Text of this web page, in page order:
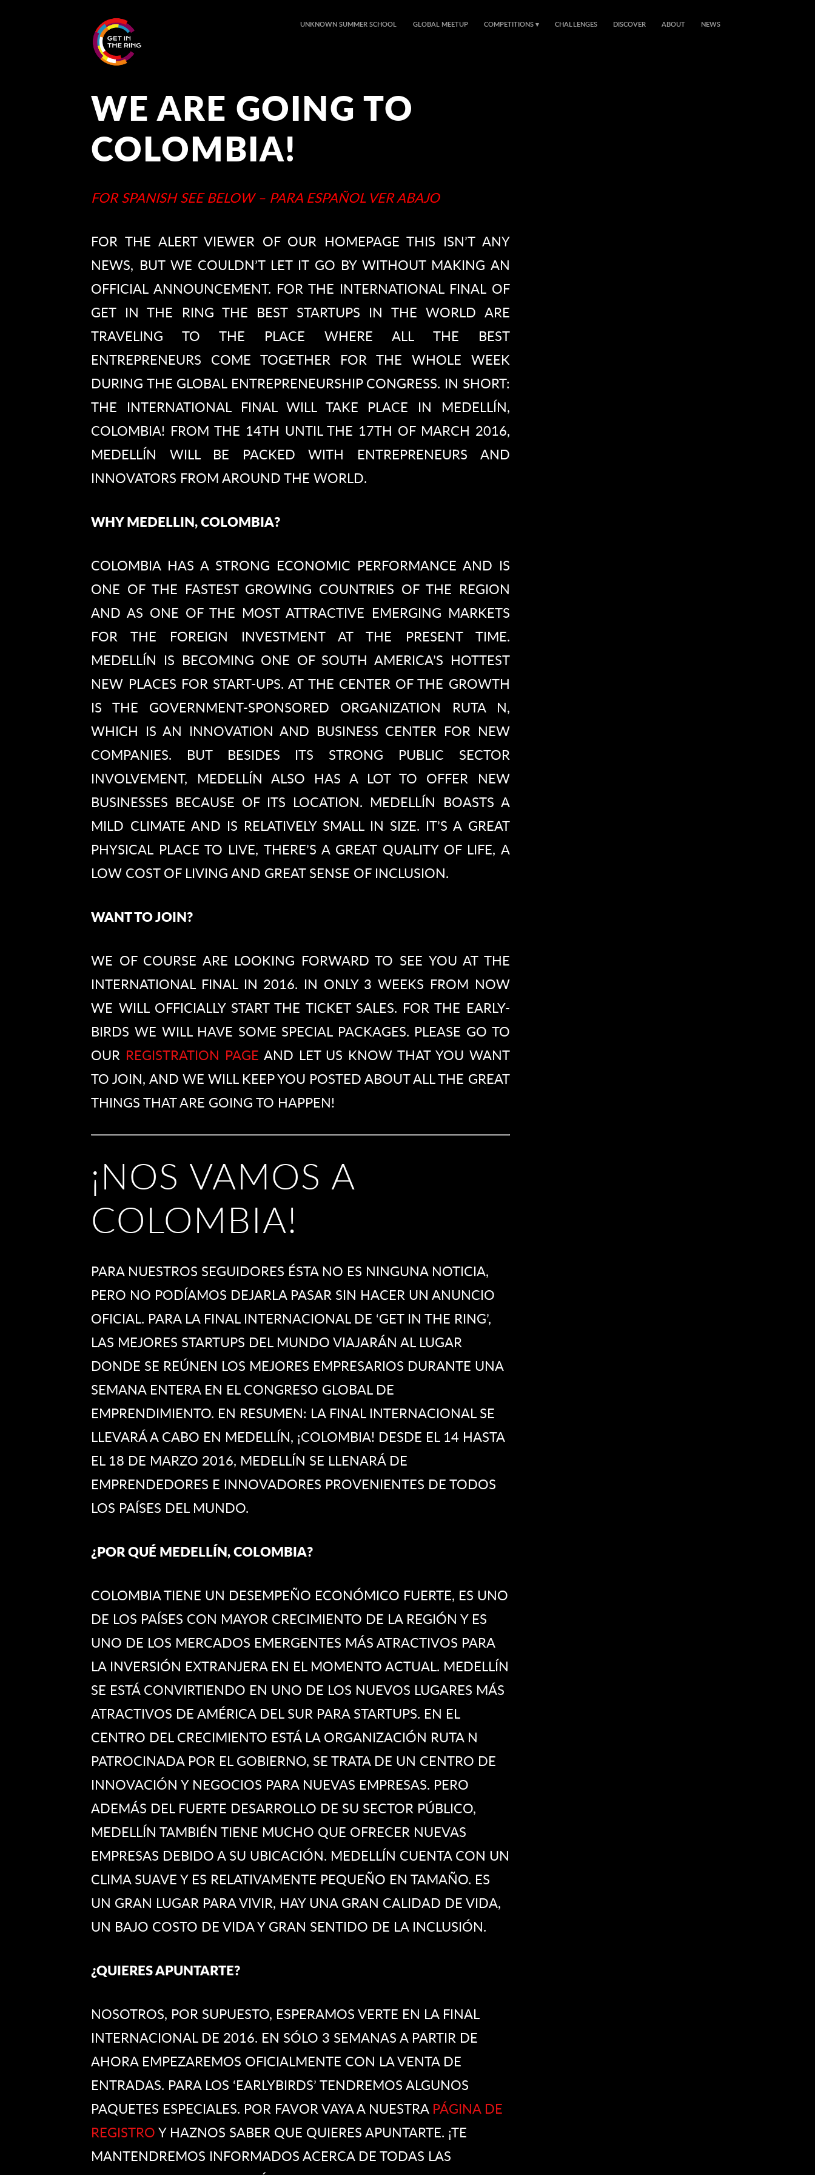
UNKNOWN SUMMER SCHOOL GLOBAL MEETUP COMPETITIONS CHALLENGES DISCOVER ABOUT NEWS
WE ARE GOING TO
COLOMBIA!
FOR SPANISH SEE BELOW – PARA ESPAÑOL VER ABAJO
FOR THE ALERT VIEWER OF OUR HOMEPAGE THIS ISN’T ANY
NEWS, BUT WE COULDN’T LET IT GO BY WITHOUT MAKING AN
OFFICIAL ANNOUNCEMENT. FOR THE INTERNATIONAL FINAL OF
GET IN THE RING THE BEST STARTUPS IN THE WORLD ARE
TRAVELING TO THE PLACE WHERE ALL THE BEST
ENTREPRENEURS COME TOGETHER FOR THE WHOLE WEEK
DURING THE GLOBAL ENTREPRENEURSHIP CONGRESS. IN SHORT:
THE INTERNATIONAL FINAL WILL TAKE PLACE IN MEDELLÍN,
COLOMBIA! FROM THE 14TH UNTIL THE 17TH OF MARCH 2016,
MEDELLÍN WILL BE PACKED WITH ENTREPRENEURS AND
INNOVATORS FROM AROUND THE WORLD.
WHY MEDELLIN, COLOMBIA?
COLOMBIA HAS A STRONG ECONOMIC PERFORMANCE AND IS
ONE OF THE FASTEST GROWING COUNTRIES OF THE REGION
AND AS ONE OF THE MOST ATTRACTIVE EMERGING MARKETS
FOR THE FOREIGN INVESTMENT AT THE PRESENT TIME.
MEDELLÍN IS BECOMING ONE OF SOUTH AMERICA’S HOTTEST
NEW PLACES FOR START-UPS. AT THE CENTER OF THE GROWTH
IS THE GOVERNMENT-SPONSORED ORGANIZATION RUTA N,
WHICH IS AN INNOVATION AND BUSINESS CENTER FOR NEW
COMPANIES. BUT BESIDES ITS STRONG PUBLIC SECTOR
INVOLVEMENT, MEDELLÍN ALSO HAS A LOT TO OFFER NEW
BUSINESSES BECAUSE OF ITS LOCATION. MEDELLÍN BOASTS A
MILD CLIMATE AND IS RELATIVELY SMALL IN SIZE. IT’S A GREAT
PHYSICAL PLACE TO LIVE, THERE’S A GREAT QUALITY OF LIFE, A
LOW COST OF LIVING AND GREAT SENSE OF INCLUSION.
WANT TO JOIN?
WE OF COURSE ARE LOOKING FORWARD TO SEE YOU AT THE
INTERNATIONAL FINAL IN 2016. IN ONLY 3 WEEKS FROM NOW
WE WILL OFFICIALLY START THE TICKET SALES. FOR THE EARLY-
BIRDS WE WILL HAVE SOME SPECIAL PACKAGES. PLEASE GO TO
OUR REGISTRATION PAGE AND LET US KNOW THAT YOU WANT
TO JOIN, AND WE WILL KEEP YOU POSTED ABOUT ALL THE GREAT
THINGS THAT ARE GOING TO HAPPEN!
¡NOS VAMOS A
COLOMBIA!
PARA NUESTROS SEGUIDORES ÉSTA NO ES NINGUNA NOTICIA,
PERO NO PODÍAMOS DEJARLA PASAR SIN HACER UN ANUNCIO
OFICIAL. PARA LA FINAL INTERNACIONAL DE ‘GET IN THE RING’,
LAS MEJORES STARTUPS DEL MUNDO VIAJARÁN AL LUGAR
DONDE SE REÚNEN LOS MEJORES EMPRESARIOS DURANTE UNA
SEMANA ENTERA EN EL CONGRESO GLOBAL DE
EMPRENDIMIENTO. EN RESUMEN: LA FINAL INTERNACIONAL SE
LLEVARÁ A CABO EN MEDELLÍN, ¡COLOMBIA! DESDE EL 14 HASTA
EL 18 DE MARZO 2016, MEDELLÍN SE LLENARÁ DE
EMPRENDEDORES E INNOVADORES PROVENIENTES DE TODOS
LOS PAÍSES DEL MUNDO.
¿POR QUÉ MEDELLÍN, COLOMBIA?
COLOMBIA TIENE UN DESEMPEÑO ECONÓMICO FUERTE, ES UNO
DE LOS PAÍSES CON MAYOR CRECIMIENTO DE LA REGIÓN Y ES
UNO DE LOS MERCADOS EMERGENTES MÁS ATRACTIVOS PARA
LA INVERSIÓN EXTRANJERA EN EL MOMENTO ACTUAL. MEDELLÍN
SE ESTÁ CONVIRTIENDO EN UNO DE LOS NUEVOS LUGARES MÁS
ATRACTIVOS DE AMÉRICA DEL SUR PARA STARTUPS. EN EL
CENTRO DEL CRECIMIENTO ESTÁ LA ORGANIZACIÓN RUTA N
PATROCINADA POR EL GOBIERNO, SE TRATA DE UN CENTRO DE
INNOVACIÓN Y NEGOCIOS PARA NUEVAS EMPRESAS. PERO
ADEMÁS DEL FUERTE DESARROLLO DE SU SECTOR PÚBLICO,
MEDELLÍN TAMBIÉN TIENE MUCHO QUE OFRECER NUEVAS
EMPRESAS DEBIDO A SU UBICACIÓN. MEDELLÍN CUENTA CON UN
CLIMA SUAVE Y ES RELATIVAMENTE PEQUEÑO EN TAMAÑO. ES
UN GRAN LUGAR PARA VIVIR, HAY UNA GRAN CALIDAD DE VIDA,
UN BAJO COSTO DE VIDA Y GRAN SENTIDO DE LA INCLUSIÓN.
¿QUIERES APUNTARTE?
NOSOTROS, POR SUPUESTO, ESPERAMOS VERTE EN LA FINAL
INTERNACIONAL DE 2016. EN SÓLO 3 SEMANAS A PARTIR DE
AHORA EMPEZAREMOS OFICIALMENTE CON LA VENTA DE
ENTRADAS. PARA LOS ‘EARLYBIRDS’ TENDREMOS ALGUNOS
PAQUETES ESPECIALES. POR FAVOR VAYA A NUESTRA PÁGINA DE
REGISTRO Y HAZNOS SABER QUE QUIERES APUNTARTE. ¡TE
MANTENDREMOS INFORMADOS ACERCA DE TODAS LAS